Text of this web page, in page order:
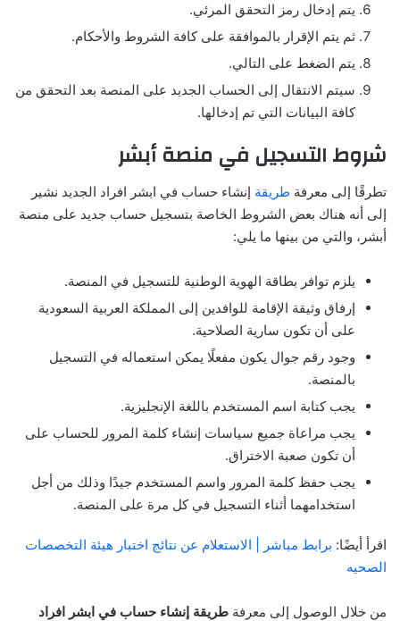
يتم إدخال رمز التحقق المرئي.
ثم يتم الإقرار بالموافقة على كافة الشروط والأحكام.
يتم الضغط على التالي.
سيتم الانتقال إلى الحساب الجديد على المنصة بعد التحقق من
كافة البيانات التي تم إدخالها.
شروط التسجيل في منصة أبشر
تطرقًا إلى معرفة طريقة إنشاء حساب في ابشر افراد الجديد نشير
إلى أنه هناك بعض الشروط الخاصة بتسجيل حساب جديد على منصة
أبشر، والتي من بينها ما يلي:
يلزم توافر بطاقة الهوية الوطنية للتسجيل في المنصة.
إرفاق وثيقة الإقامة للوافدين إلى المملكة العربية السعودية
على أن تكون سارية الصلاحية.
وجود رقم جوال يكون مفعلًا يمكن استعماله في التسجيل
بالمنصة.
يجب كتابة اسم المستخدم باللغة الإنجليزية.
يجب مراعاة جميع سياسات إنشاء كلمة المرور للحساب على
أن تكون صعبة الاختراق.
يجب حفظ كلمة المرور واسم المستخدم جيدًا وذلك من أجل
استخدامهما أثناء التسجيل في كل مرة على المنصة.
اقرأ أيضًا: برابط مباشر | الاستعلام عن نتائج اختبار هيئة التخصصات
الصحيه
من خلال الوصول إلى معرفة طريقة إنشاء حساب في ابشر افراد